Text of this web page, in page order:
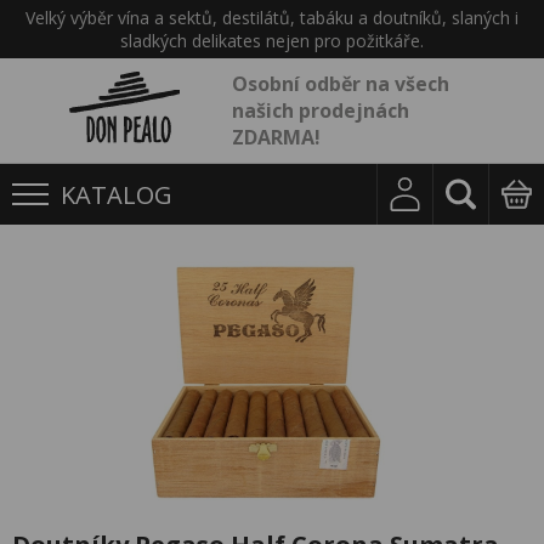
Velký výběr vína a sektů, destilátů, tabáku a doutníků, slaných i
sladkých delikates nejen pro požitkáře.
Osobní odběr na všech
našich prodejnách
ZDARMA!
KATALOG